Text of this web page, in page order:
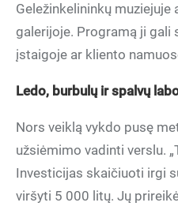
Geležinkelininkų muziejuje
galerijoje. Programą ji gali
įstaigoje ar kliento
Ledo, burbulų ir spalvų
Nors veiklą vykdo pusę
užsiėmimo vadinti verslu.
Investicijas skaičiuoti irgi
viršyti 5 000 litų. Jų